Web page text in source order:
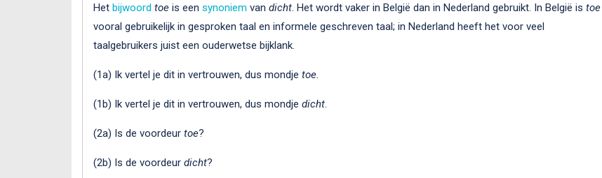
Het bijwoord toe is een synoniem van dicht. Het wordt vaker in België dan in Nederland gebruikt. In België is toe
vooral gebruikelijk in gesproken taal en informele geschreven taal; in Nederland heeft het voor veel
taalgebruikers juist een ouderwetse bijklank.
(1a) Ik vertel je dit in vertrouwen, dus mondje toe.
(1b) Ik vertel je dit in vertrouwen, dus mondje dicht.
(2a) Is de voordeur toe?
(2b) Is de voordeur dicht?